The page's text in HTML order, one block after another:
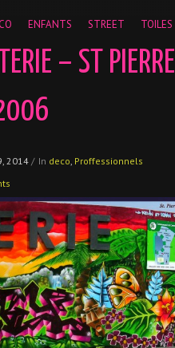
ENFANTS STREET TOILES
– ST PIERRE
2014/ In deco, Proffessionnels